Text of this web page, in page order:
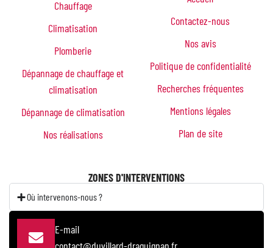
Contactez-nous
Nos avis
Politique de confidentialité
Recherches fréquentes
Mentions légales
Plan de site
Chauffage
Climatisation
Plomberie
Dépannage de chauffage et
climatisation
Dépannage de climatisation
Nos réalisations
ZONES D'INTERVENTIONS
Où intervenons-nous ?
E-mail